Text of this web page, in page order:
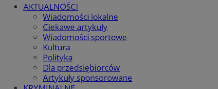
AKTUALNOŚCI
Wiadomości lokalne
Ciekawe artykuły
Wiadomości sportowe
Kultura
Polityka
Dla przedsiębiorców
Artykuły sponsorowane